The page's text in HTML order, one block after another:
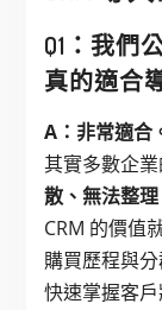
Q1：我們
真的適合
A：非常適合
其實多數企
散、無法整
CRM 的價值
購買歷程與
快速掌握客